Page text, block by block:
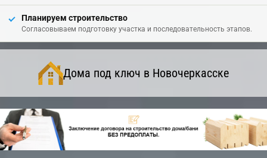
Планируем строительство
Согласовываем подготовку участка и последовательность этапов.
Дома под ключ в Новочеркасске